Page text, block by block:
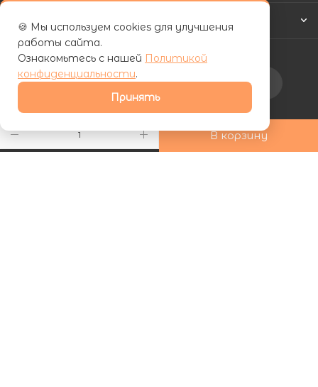
В корзину
КАК КУПИТЬ
Подписаться на рассылку
+7 (800) 555-81-19
🍪 Мы используем cookies для улучшения
работы сайта.
Ознакомьтесь с нашей Политикой
конфиденциальности.
Принять